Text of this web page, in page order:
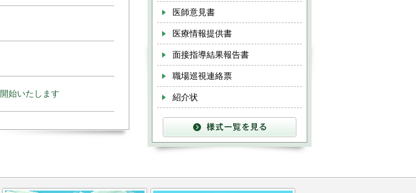
始いたします
医師意見書
医療情報提供書
面接指導結果報告書
職場巡視連絡票
紹介状